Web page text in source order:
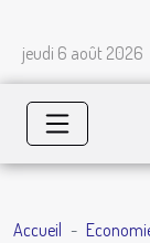
jeudi 6 août 2026
Accueil